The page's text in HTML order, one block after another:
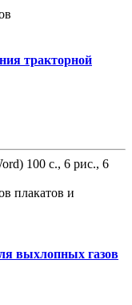
тракторной
100 с., 6 рис., 6
плакатов и
выхлопных газов